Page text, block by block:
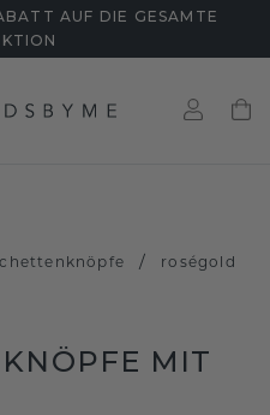
AUF DIE GESAMTE
/ roségold
MIT